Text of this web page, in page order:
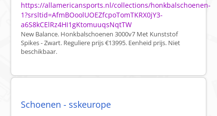
https://allamericansports.nl/collections/honkbalschoenen-
1?srsltid=AfmBOoolUOEZfcpoTomTKRX0jY3-
a6S8kCElRz4HI1gKtomuuqsNqtTW
New Balance. Honkbalschoenen 3000v7 Met Kunststof
Spikes - Zwart. Reguliere prijs €13995. Eenheid prijs. Niet
beschikbaar.
Schoenen - sskeurope